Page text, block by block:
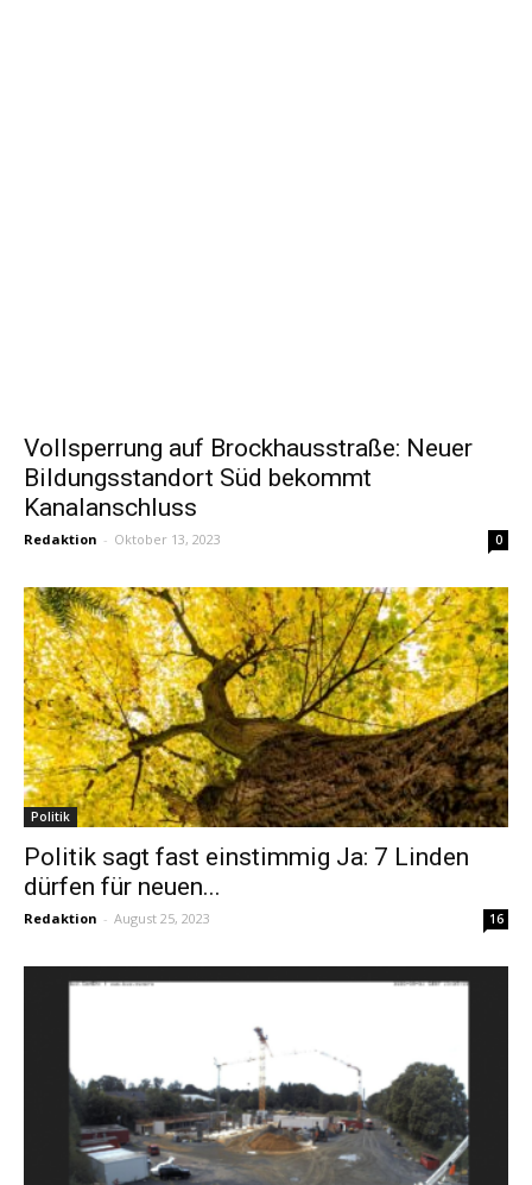
Vollsperrung auf Brockhausstraße: Neuer
Bildungsstandort Süd bekommt
Kanalanschluss
Redaktion - Oktober 13, 2023 0
Politik
Politik sagt fast einstimmig Ja: 7 Linden
dürfen für neuen...
Redaktion - August 25, 2023 16